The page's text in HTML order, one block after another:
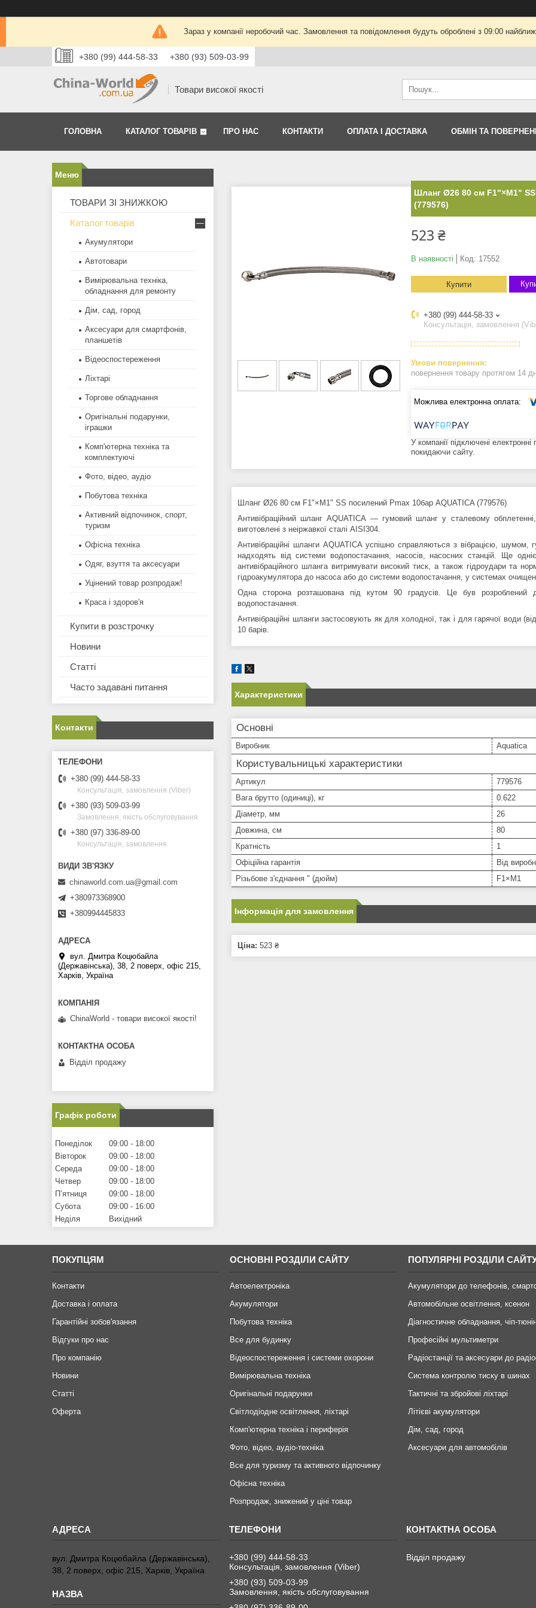
Зараз у компанії неробочий час. Замовлення та повідомлення будуть оброблені з 09:00
+380 (99) 444-58-33 +380 (93) 509-03-99
Товари високої якості
ГОЛОВНА КАТАЛОГ ТОВАРІВ ПРО НАС КОНТАКТИ ОПЛАТА І ДОСТАВКА ОБМІН ТА
Шланг Ø26 80 см F1"×M1"
(779576)
523 ₴
В наявності Код: 17552
Купити
+380 (99) 444-58-33
Консультація, замовлення
повернення товару протягом 14
У компанії підключені
покидаючи сайту.
Шланг Ø26 80 см F1"×M1" SS посилений Pmax 10бар AQUATICA (779576)
Антивібраційний шланг AQUATICA — гумовий шланг у сталевому
виготовлені з неіржавкої сталі AISI304.
Антивібраційні шланги AQUATICA успішно справляються з вібрацією,
надходять від системи водопостачання, насосів, насосних станцій. Ще
антивібраційного шланга витримувати високий тиск, а також гідроудари та
гідроакумулятора до насоса або до системи водопостачання, у системах
Одна сторона розташована під кутом 90 градусів. Це був розроблений
водопостачання.
Антивібраційні шланги застосовують як для холодної, так і для гарячої води
10 барів.
Характеристики
Основні
Виробник Aquatica
Користувальницькі характеристики
Артикул
779576
Вага брутто (одиниці), кг
0.622
Діаметр, мм
26
Довжина, см
80
Кратність
1
Офіційна гарантія
Від
Різьбове з'єднання " (дюйм)
F1×M1
Інформація для замовлення
Ціна: 523 ₴
ТОВАРИ ЗІ ЗНИЖКОЮ
Каталог товарів
Акумулятори
Автотовари
Вимірювальна техніка,
обладнання для ремонту
Дім, сад, город
Аксесуари для смартфонів,
планшетів
Відеоспостереження
Ліхтарі
Торгове обладнання
Оригінальні подарунки,
іграшки
Комп'ютерна техніка та
комплектуючі
Фото, відео, аудіо
Побутова техніка
Активний відпочинок, спорт,
туризм
Офісна техніка
Одяг, взуття та аксесуари
Уцінений товар розпродаж!
Краса і здоров'я
Купити в розстрочку
Новини
Статті
Часто задавані питання
Контакти
+380 (99) 444-58-33
Консультація, замовлення (Viber)
+380 (93) 509-03-99
Замовлення, якість обслуговування
+380 (97) 336-89-00
Консультація, замовлення
chinaworld.com.ua@gmail.com
+380973368900
+380994445833
вул. Дмитра Коцюбайла
(Державінська), 38, 2 поверх, офіс 215,
Харків, Україна
ChinaWorld - товари високої якості!
Відділ продажу
Графік роботи
Понеділок 09:00
18:00
Вівторок
09:00
18:00
Середа
09:00
18:00
Четвер
09:00
18:00
Пʼятниця
09:00
18:00
Субота
09:00
16:00
Неділя
Вихідний
ПОКУПЦЯМ
Контакти
Доставка і оплата
Гарантійні зобов'язання
Відгуки про нас
Про компанію
Новини
Статті
Оферта
ОСНОВНІ РОЗДІЛИ САЙТУ
Автоелектроніка
Акумулятори
Побутова техніка
Все для будинку
Відеоспостереження і системи охорони
Вимірювальна техніка
Оригінальні подарунки
Світлодіодне освітлення, ліхтарі
Комп'ютерна техніка і периферія
Фото, відео, аудіо-техніка
Все для туризму та активного відпочинку
Офісна техніка
Розпродаж, знижений у ціні товар
ПОПУЛЯРНІ РОЗДІЛИ
Акумулятори до телефонів,
Автомобільне освітлення, ксенон
Діагностичне обладнання, чіп-
Професійні мультиметри
Радіостанції та аксесуари до
Система контролю тиску в шинах
Тактичні та збройові ліхтарі
Літієві акумулятори
Дім, сад, город
Аксесуари для автомобілів
вул. Дмитра Коцюбайла (Державінська),
38, 2 поверх, офіс 215, Харків, Україна
+380 (99) 444-58-33
Консультація, замовлення (Viber)
+380 (93) 509-03-99
Замовлення, якість обслуговування
Відділ продажу